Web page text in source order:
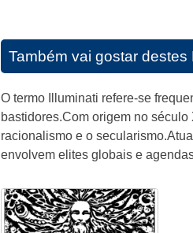
Também vai gostar destes
O termo Illuminati refere-se
bastidores.Com origem no
racionalismo e o
envolvem elites globais e